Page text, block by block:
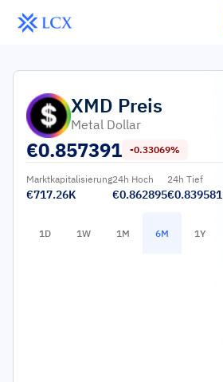
XMD Preis
Metal Dollar
€0.857391 -0.33069%
Marktkapitalisierung
€717.26K
24h Hoch
€0.862895
24h Tief
€0.839581
1D 1W 1M 6M 1Y